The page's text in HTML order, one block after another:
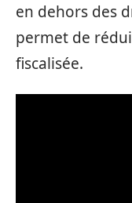
en dehors des
permet de
fiscalisée.